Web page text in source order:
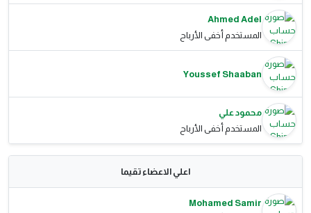
Ahmed Adel
المستخدم أخفى الأرباح
Youssef Shaaban
محمود علي
المستخدم أخفى الأرباح
اعلي الاعضاء تقيما
Mohamed Samir